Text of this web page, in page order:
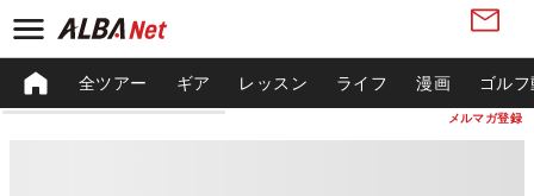
メルマガ登録
全ツアー ギア レッスン ライフ 漫画 ゴル